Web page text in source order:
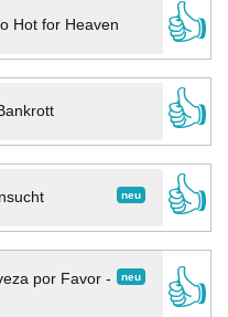
Hot for Heaven
👍
👍
neu
👍
neu
por Favor -
👍